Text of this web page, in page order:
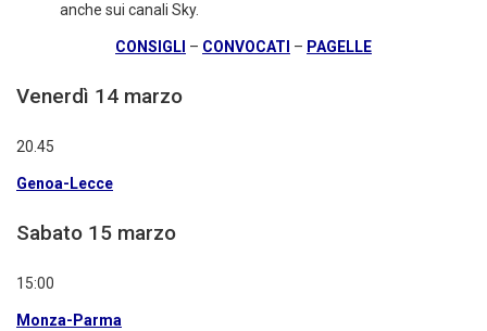
anche sui canali Sky.
CONSIGLI – CONVOCATI – PAGELLE
Venerdì 14 marzo
20.45
Genoa-Lecce
Sabato 15 marzo
15:00
Monza-Parma